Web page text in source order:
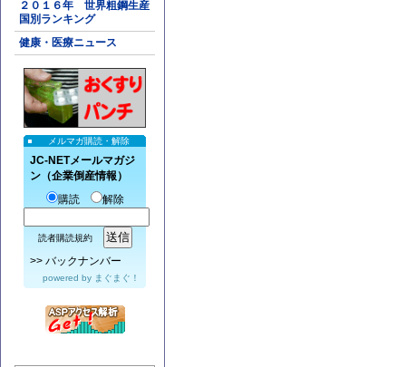
２０１６年 世界粗鋼生産
国別ランキング
健康・医療ニュース
メルマガ購読・解除
JC-NETメールマガジ
ン（企業倒産情報）
購読
解除
読者購読規約
>> バックナンバー
powered by まぐまぐ！